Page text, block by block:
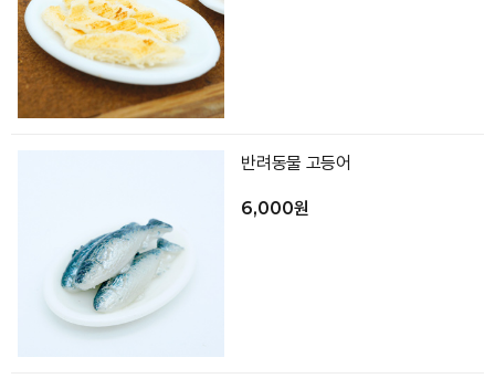
반려동물 고등어
6,000원